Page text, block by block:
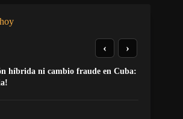
híbrida ni cambio fraude en Cuba:
‹ ›